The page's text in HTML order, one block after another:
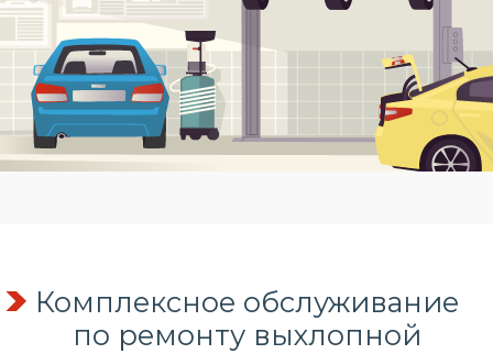
Комплексное обслуживание
по ремонту выхлопной